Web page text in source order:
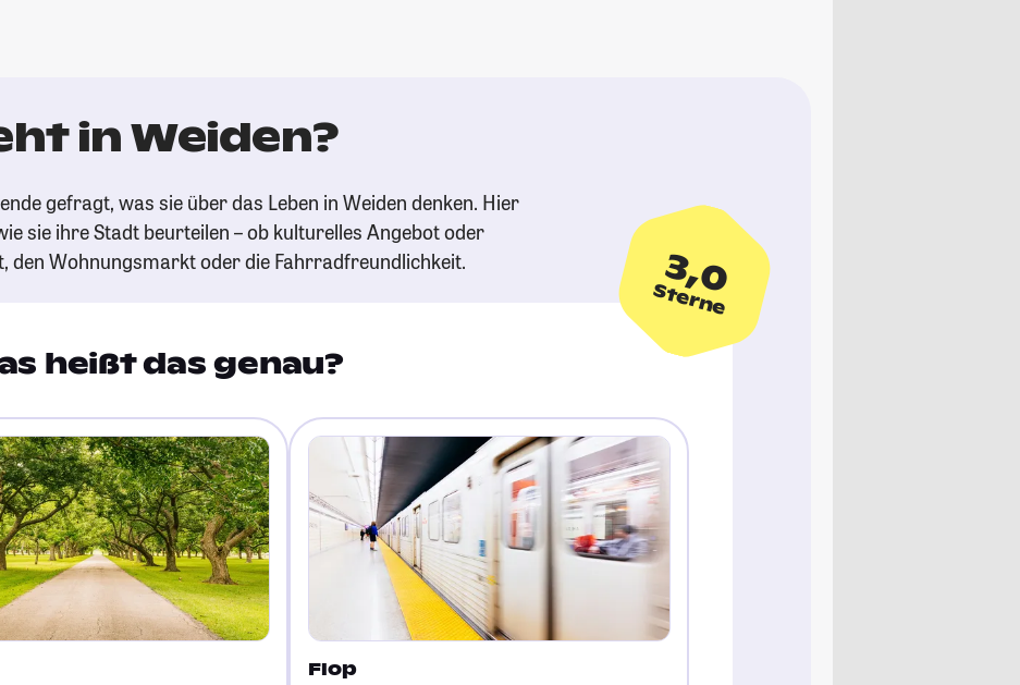
in Weiden?
gefragt, was sie über das Leben in Weiden denken. Hier
sie ihre Stadt beurteilen – ob kulturelles Angebot oder
den Wohnungsmarkt oder die Fahrradfreundlichkeit.
3,0
Sterne
heißt das genau?
Flop